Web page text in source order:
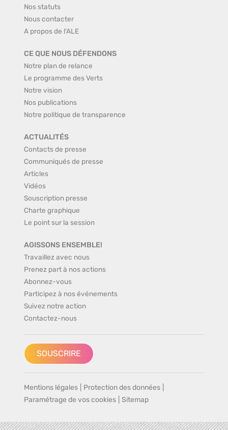
Nos statuts
Nous contacter
A propos de l'ALE
CE QUE NOUS DÉFENDONS
Notre plan de relance
Le programme des Verts
Notre vision
Nos publications
Notre politique de transparence
ACTUALITÉS
Contacts de presse
Communiqués de presse
Articles
Vidéos
Souscription presse
Charte graphique
Le point sur la session
AGISSONS ENSEMBLE!
Travaillez avec nous
Prenez part à nos actions
Abonnez-vous
Participez à nos événements
Suivez notre action
Contactez-nous
SOUSCRIRE
Mentions légales Protection des données
Paramétrage de vos cookies
Sitemap